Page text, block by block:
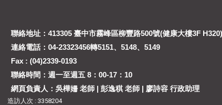
聯絡地址：413305 臺中市霧峰區柳豐路500號(健康大樓3F H320)
連絡電話：04-23323456轉5151、5148、5149
Fax : (04)2339-0193
聯絡時間：週一至週五 8：00-17：10
網頁負責人：吳樺姍 老師 | 彭逸稘 老師 | 廖詩容 行政助理
造訪人次 : 3358204